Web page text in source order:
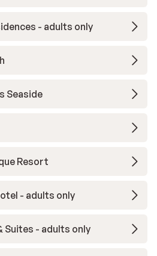
- adults only
Seaside
Resort
- adults only
Suites - adults only